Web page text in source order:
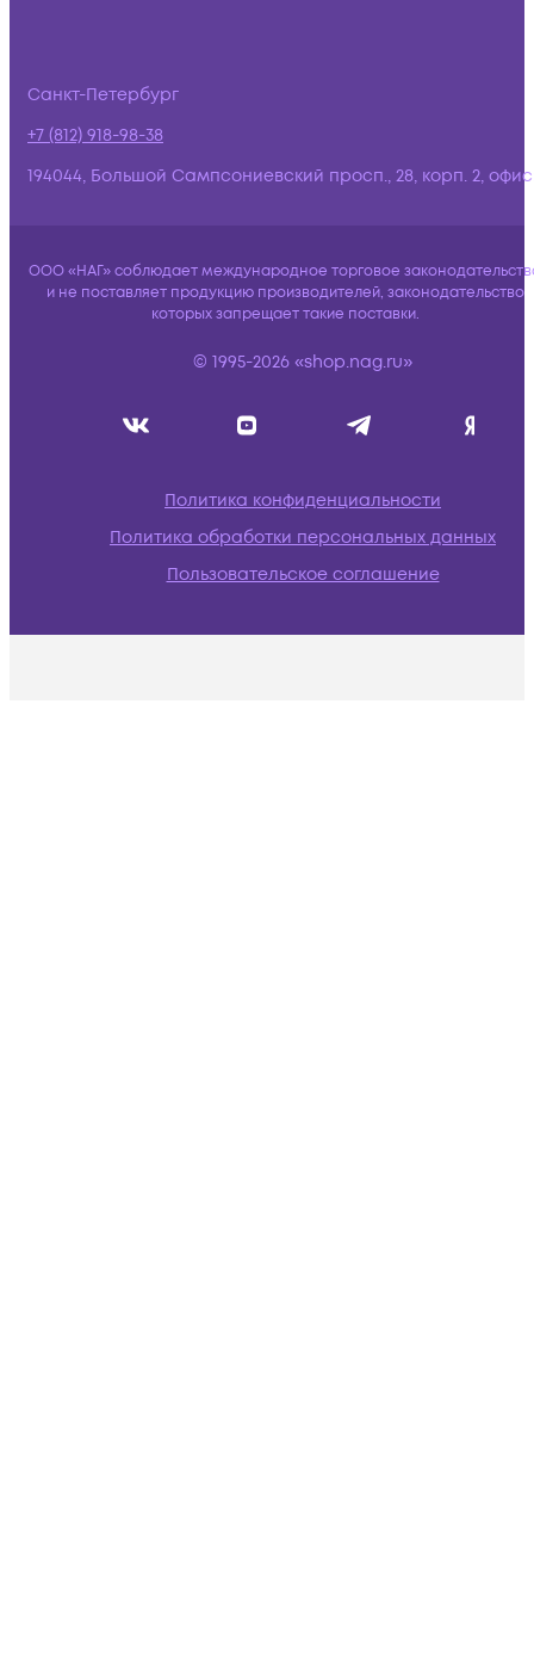
Санкт-Петербург
+7 (812) 918-98-38
194044, Большой Сампсониевский просп., 28, корп. 2,
ООО «НАГ» соблюдает международное торговое
и не поставляет продукцию производителей, законодательство
которых запрещает такие поставки.
© 1995-2026 «shop.nag.ru»
Политика конфиденциальности
Политика обработки персональных данных
Пользовательское соглашение